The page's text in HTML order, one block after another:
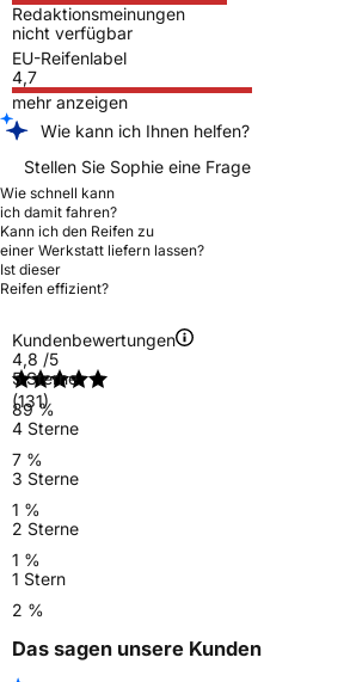
Redaktionsmeinungen
nicht verfügbar
EU-Reifenlabel
4,7
mehr anzeigen
Wie kann ich Ihnen helfen?
Stellen Sie Sophie eine Frage
Wie schnell kann
ich damit fahren?
Kann ich den Reifen zu
einer Werkstatt liefern lassen?
Ist dieser
Reifen effizient?
Kundenbewertungen
4,8 /5
(131)
5 Sterne
89 %
4 Sterne
7 %
3 Sterne
1 %
2 Sterne
1 %
1 Stern
2 %
Das sagen unsere Kunden